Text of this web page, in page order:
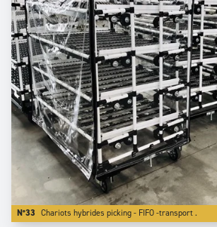
N°33 Chariots hybrides picking - FIFO -transport .